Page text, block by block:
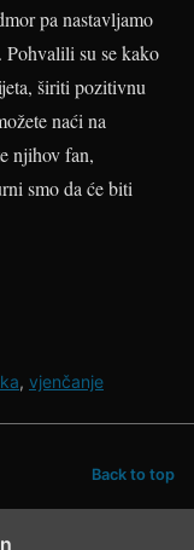
pa nastavljamo
su se kako
širiti pozitivnu
naći na
njihov fan,
smo da će biti
, vjenčanje
Back to top